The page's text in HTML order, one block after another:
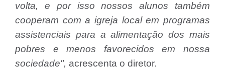
volta, e por isso nossos alunos também
cooperam com a igreja local em programas
assistenciais para a alimentação dos mais
pobres e menos favorecidos em nossa
sociedade", acrescenta o diretor.